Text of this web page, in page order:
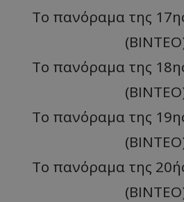
Το πανόραμα της
Το πανόραμα της
Το πανόραμα της
Το πανόραμα της